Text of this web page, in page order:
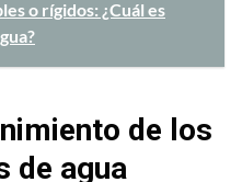
o rígidos: ¿Cuál es
de los
de agua